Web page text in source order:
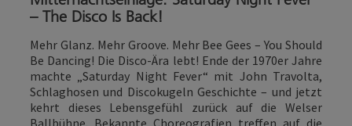
– The Disco Is Back!
Mehr Glanz. Mehr Groove. Mehr Bee Gees – You Should
Be Dancing! Die Disco-Ära lebt! Ende der 1970er Jahre
machte „Saturday Night Fever“ mit John Travolta,
Schlaghosen und Discokugeln Geschichte – und jetzt
kehrt dieses Lebensgefühl zurück auf die Welser
Ballbühne. Bekannte Choreografien treffen auf die